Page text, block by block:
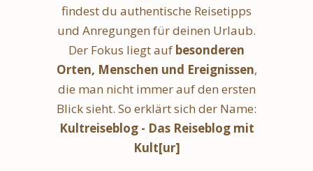
findest du authentische Reisetipps
und Anregungen für deinen Urlaub.
Der Fokus liegt auf besonderen
Orten, Menschen und Ereignissen,
die man nicht immer auf den ersten
Blick sieht. So erklärt sich der Name:
Kultreiseblog - Das Reiseblog mit
Kult[ur]